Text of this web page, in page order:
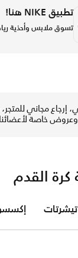
تطبيق NIKE هنا!
تسوق ملابس وأحذية
إرجاع مجاني
وعروض خاصة
القدم